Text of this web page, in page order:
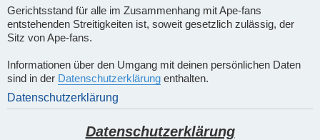
Gerichtsstand für alle im Zusammenhang mit Ape-fans
entstehenden Streitigkeiten ist, soweit gesetzlich zulässig, der
Sitz von Ape-fans.
Informationen über den Umgang mit deinen persönlichen Daten
sind in der Datenschutzerklärung enthalten.
Datenschutzerklärung
Datenschutzerklärung